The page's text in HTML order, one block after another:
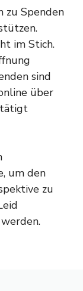
zu Spenden
im Stich.
sind
über
um den
zu